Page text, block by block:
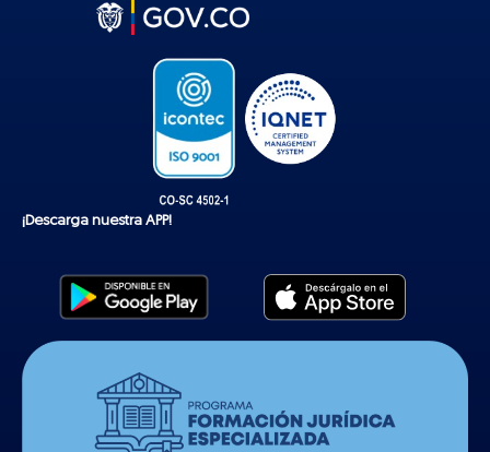
¡Descarga nuestra APP!